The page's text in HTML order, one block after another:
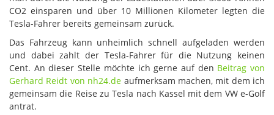
CO2 einsparen und über 10 Millionen Kilometer legten die
Tesla-Fahrer bereits gemeinsam zurück.
Das Fahrzeug kann unheimlich schnell aufgeladen werden
und dabei zahlt der Tesla-Fahrer für die Nutzung keinen
Cent. An dieser Stelle möchte ich gerne auf den Beitrag von
Gerhard Reidt von nh24.de aufmerksam machen, mit dem ich
gemeinsam die Reise zu Tesla nach Kassel mit dem VW e-Golf
antrat.